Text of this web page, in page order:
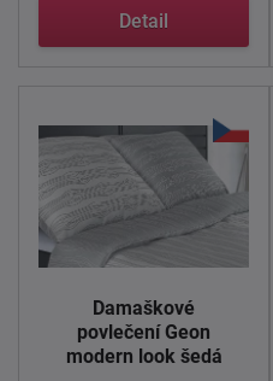
Detail
Damaškové
povlečení Geon
modern look šedá